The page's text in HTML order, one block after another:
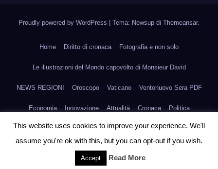
Proudly powered by WordPress Tema: Newsup di Themeansar.
Home Diritto di cronaca Fotografia e non solo
Le illustrazioni del Mondo capovolto di Monsieur David
NEWS REGIONI Oroscopo Vaticano Ventonuovo Sera PDF
Economia Innovazione Attualità Cronaca Politica
Scienza e Medicina Fashion Agroalimentare Arte Sport
This website uses cookies to improve your experience. We'll
assume you're ok with this, but you can opt-out if you wish.
Accept Read More